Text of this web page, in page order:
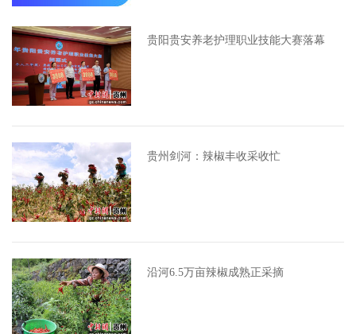
贵阳贵安养老护理职业技能大赛落幕
贵州剑河：辣椒丰收采收忙
沿河6.5万亩辣椒成熟正采摘